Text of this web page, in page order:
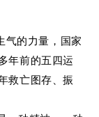
气的力量，国家
年前的五四运
救亡图存、振